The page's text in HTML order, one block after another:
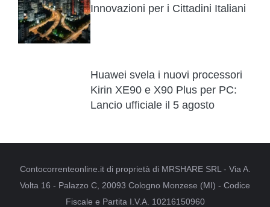
Innovazioni per i Cittadini Italiani
Huawei svela i nuovi processori
Kirin XE90 e X90 Plus per PC:
Lancio ufficiale il 5 agosto
Contocorrenteonline.it di proprietà di MRSHARE SRL - Via A.
Volta 16 - Palazzo C, 20093 Cologno Monzese (MI) - Codice
Fiscale e Partita I.V.A. 10216150960